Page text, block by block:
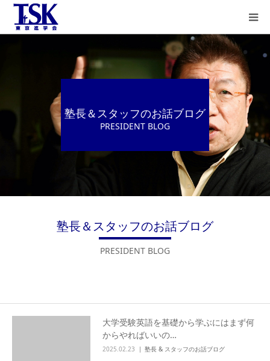
塾長＆スタッフのお話ブログ
PRESIDENT BLOG
塾長＆スタッフのお話ブログ
PRESIDENT BLOG
大学受験英語を基礎から学ぶにはまず何
からやればいいの…
2025.02.23 塾長 & スタッフのお話ブログ
カリキュラム
合格者の声